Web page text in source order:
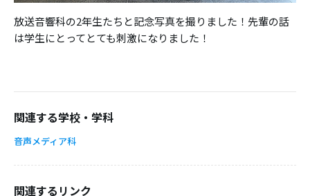
放送音響科の2年生たちと記念写真を撮りました！先輩の話
は学生にとってとても刺激になりました！
関連する学校・学科
音声メディア科
関連するリンク